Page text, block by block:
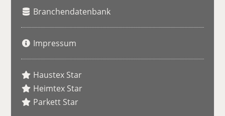
Branchendatenbank
Impressum
Haustex Star
Heimtex Star
Parkett Star